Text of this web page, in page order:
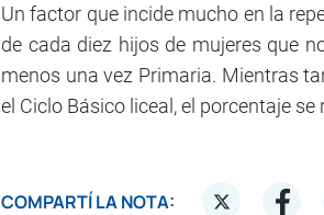
Un factor que incide mucho en la
de cada diez hijos de mujeres que
menos una vez Primaria. Mientras
el Ciclo Básico liceal, el porcentaje se
COMPARTÍ LA NOTA: